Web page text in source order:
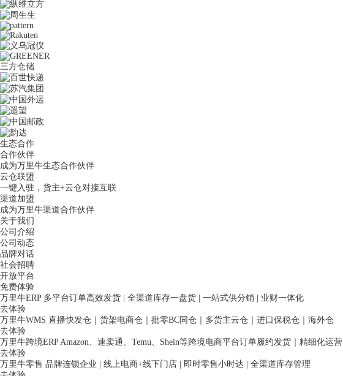
三方仓储
生态合作
合作伙伴
成为万里牛生态合作伙伴
云仓联盟
一键入驻，货主+云仓对接互联
渠道加盟
成为万里牛渠道合作伙伴
关于我们
公司介绍
公司动态
品牌对话
社会招聘
开放平台
免费体验
万里牛ERP 多平台订单高效发货 | 全渠道库存一盘货 | 一站式供分销 | 业财一体化
去体验
万里牛WMS 直播快发仓｜货架电商仓｜批零BC同仓｜多货主云仓｜进口保税仓｜海外仓
去体验
万里牛跨境ERP Amazon、速卖通、Temu、Shein等跨境电商平台订单履约发货｜精细化运营
去体验
万里牛零售 品牌连锁企业 | 线上电商+线下门店 | 即时零售小时达 | 全渠道库存管理